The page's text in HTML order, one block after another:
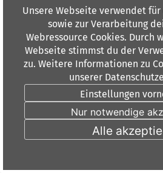
Widerrufsbelehrung
Tel:
Fax:
18.00
Unsere Webseite verwendet
sowie zur Verarbeitung
Webressource Cookies. Durch
Webseite stimmst du der
zu. Weitere Informationen zu
unserer
Einstellungen
Nur notwendige
Alle